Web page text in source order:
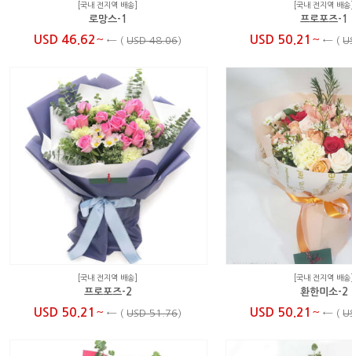
[국내 전지역 배송]
로망스-1
USD 46.62 ~ ← (USD 48.06)
[국내 전지역 배
프로포즈-1
USD 50.21 ~ ← (
[국내 전지역 배송]
프로포즈-2
USD 50.21 ~ ← (USD 51.76)
[국내 전지역 배
환한미소-2
USD 50.21 ~ ← (